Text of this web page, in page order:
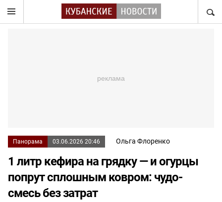
Панорама 03.06.2026 20:46 Ольга Флоренко
1 литр кефира на грядку — и огурцы
попрут сплошным ковром: чудо-
смесь без затрат